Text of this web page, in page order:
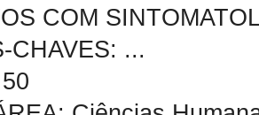
COM
CHAVES: ...